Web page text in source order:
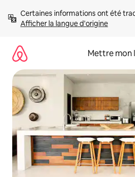
directement
Afficher la langue d'origine
Mettre mon